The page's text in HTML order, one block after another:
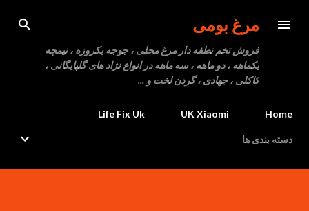
مرغ بومی
فروش تخم نطفه دار مرغ محلی ، جوجه یکروزه ، نیمچه
یکماهه ، دو ماهه ، سه ماهه در انواع نژاد های گلپایگانی ،
کاکلی ، جهادی ، گردن لخت و ...
Home
UK Xiaomi
Life Fix Uk
دسته بندی ها